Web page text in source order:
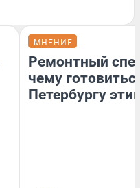
МНЕНИЕ
Ремонтный
чему
Петербургу